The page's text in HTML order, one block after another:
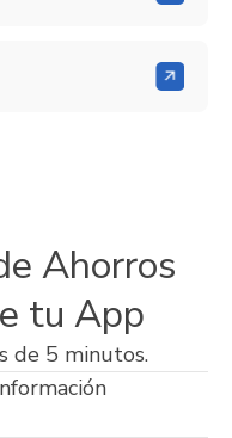
Ahorros
tu App
de 5 minutos.